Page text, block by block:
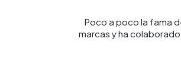
Poco a poco la fama
marcas y ha